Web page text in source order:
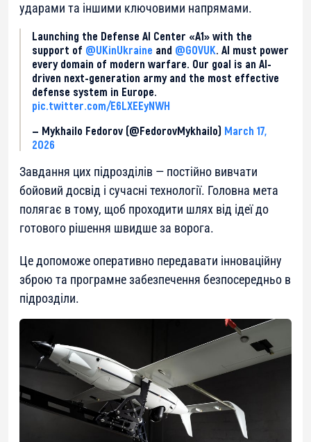
ударами та іншими ключовими напрямами.
Launching the Defense AI Center «A1» with the
support of @UKinUkraine and @GOVUK. AI must power
every domain of modern warfare. Our goal is an AI-
driven next-generation army and the most effective
defense system in Europe.
pic.twitter.com/E6LXEEyNWH
— Mykhailo Fedorov (@FedorovMykhailo) March 17,
2026
Завдання цих підрозділів — постійно вивчати
бойовий досвід і сучасні технології. Головна мета
полягає в тому, щоб проходити шлях від ідеї до
готового рішення швидше за ворога.
Це допоможе оперативно передавати інноваційну
зброю та програмне забезпечення безпосередньо в
підрозділи.